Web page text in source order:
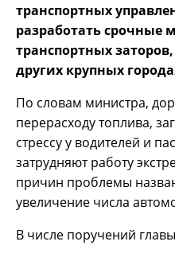
транспортных
разработать
транспортных
других крупных
По словам министра,
перерасходу топлива,
стрессу у водителей и
затрудняют работу
причин проблемы
увеличение числа
В числе поручений